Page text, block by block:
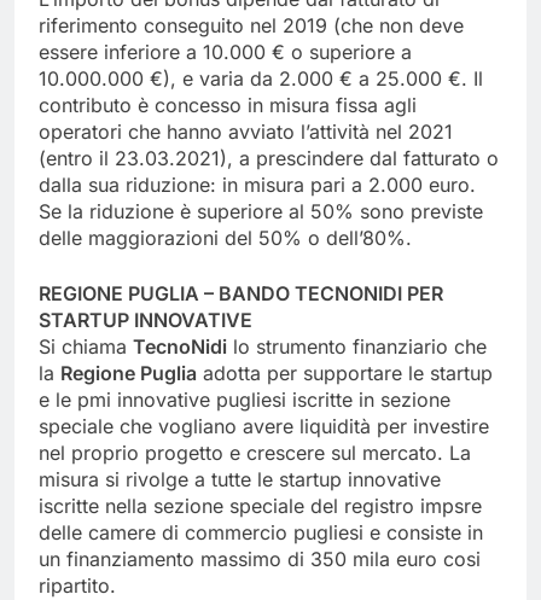
riferimento conseguito nel 2019 (che non deve
essere inferiore a 10.000 € o superiore a
10.000.000 €), e varia da 2.000 € a 25.000 €. Il
contributo è concesso in misura fissa agli
operatori che hanno avviato l’attività nel 2021
(entro il 23.03.2021), a prescindere dal fatturato o
dalla sua riduzione: in misura pari a 2.000 euro.
Se la riduzione è superiore al 50% sono previste
delle maggiorazioni del 50% o dell’80%.
REGIONE PUGLIA – BANDO TECNONIDI PER
STARTUP INNOVATIVE
Si chiama TecnoNidi lo strumento finanziario che
la Regione Puglia adotta per supportare le startup
e le pmi innovative pugliesi iscritte in sezione
speciale che vogliano avere liquidità per investire
nel proprio progetto e crescere sul mercato. La
misura si rivolge a tutte le startup innovative
iscritte nella sezione speciale del registro impsre
delle camere di commercio pugliesi e consiste in
un finanziamento massimo di 350 mila euro cosi
ripartito.